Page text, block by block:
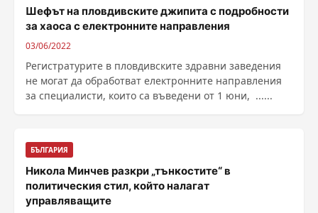
Шефът на пловдивските джипита с подробности
за хаоса с електронните направления
03/06/2022
Регистратурите в пловдивските здравни заведения
не могат да обработват електронните направления
за специалисти, които са въведени от 1 юни, ......
БЪЛГАРИЯ
Никола Минчев разкри „тънкостите“ в
политическия стил, който налагат
управляващите